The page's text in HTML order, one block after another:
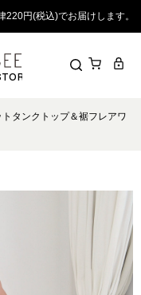
円(税込)でお届けします。
タンクトップ＆裾フレアワ